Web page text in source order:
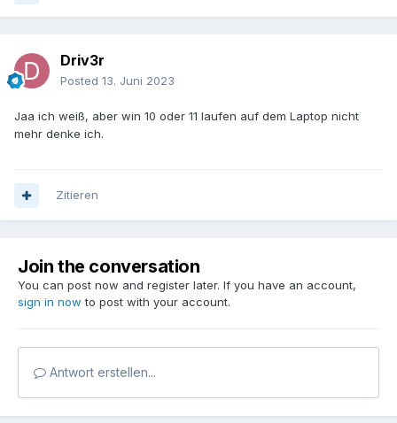
Driv3r
Posted 13. Juni 2023
Jaa ich weiß, aber win 10 oder 11 laufen auf dem Laptop nicht
mehr denke ich.
Zitieren
Join the conversation
You can post now and register later. If you have an account,
sign in now to post with your account.
Antwort erstellen...